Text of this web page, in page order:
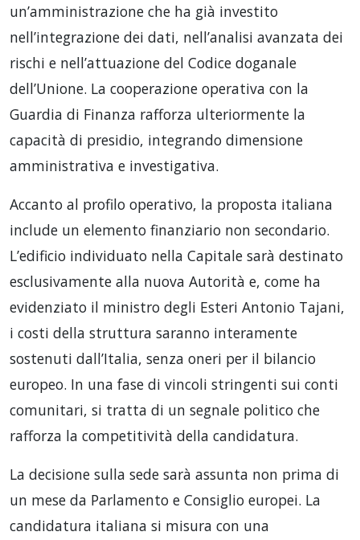
un’amministrazione che ha già investito
nell’integrazione dei dati, nell’analisi avanzata dei
rischi e nell’attuazione del Codice doganale
dell’Unione. La cooperazione operativa con la
Guardia di Finanza rafforza ulteriormente la
capacità di presidio, integrando dimensione
amministrativa e investigativa.
Accanto al profilo operativo, la proposta italiana
include un elemento finanziario non secondario.
L’edificio individuato nella Capitale sarà destinato
esclusivamente alla nuova Autorità e, come ha
evidenziato il ministro degli Esteri Antonio Tajani,
i costi della struttura saranno interamente
sostenuti dall’Italia, senza oneri per il bilancio
europeo. In una fase di vincoli stringenti sui conti
comunitari, si tratta di un segnale politico che
rafforza la competitività della candidatura.
La decisione sulla sede sarà assunta non prima di
un mese da Parlamento e Consiglio europei. La
candidatura italiana si misura con una